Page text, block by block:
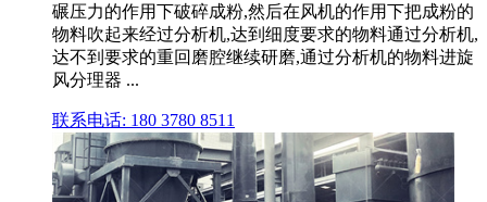
碾压力的作用下破碎成粉,然后在风机的作用下把成粉的
物料吹起来经过分析机,达到细度要求的物料通过分析机,
达不到要求的重回磨腔继续研磨,通过分析机的物料进旋
风分理器 ...
联系电话: 180 3780 8511